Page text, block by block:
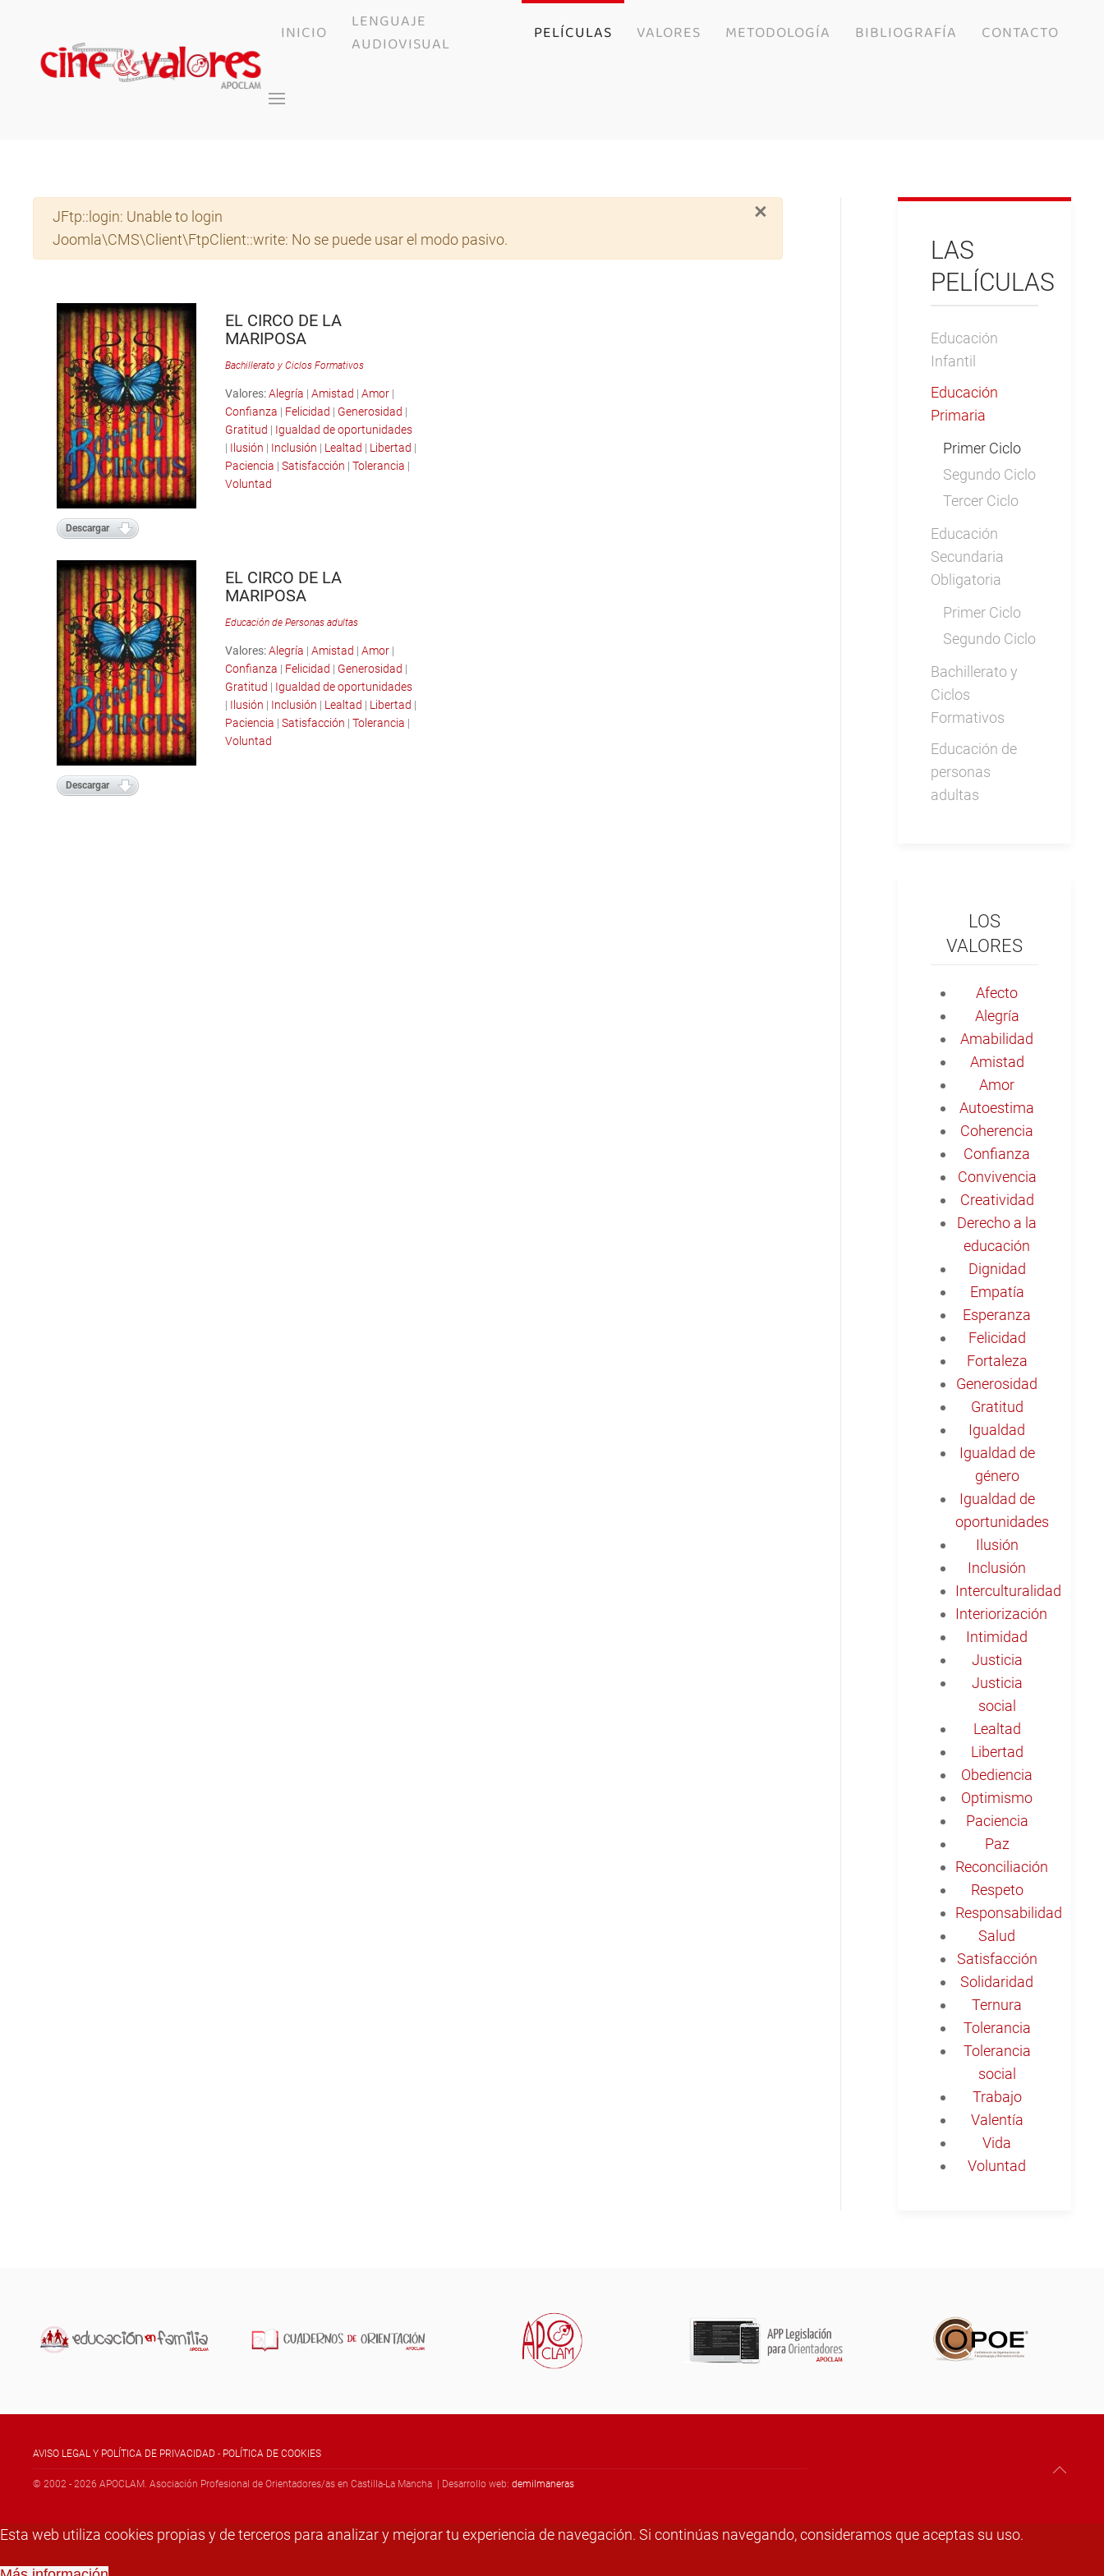
Skip to main content INICIO
LENGUAJE
AUDIOVISUAL
PELÍCULAS VALORES METODOLOGÍA BIBLIOGRAFÍA CONTACTO
×
Advertencia
JFtp::login: Unable to login
Joomla\CMS\Client\FtpClient::write: No se puede usar el modo pasivo.
EL CIRCO DE LA
MARIPOSA
Bachillerato y Ciclos Formativos
Valores:Alegría | Amistad | Amor|
Confianza | Felicidad | Generosidad |
Gratitud | Igualdad de oportunidades
| Ilusión | Inclusión | Lealtad | Libertad |
Paciencia | Satisfacción | Tolerancia |
Voluntad
Descargar
EL CIRCO DE LA
MARIPOSA
Educación de Personas adultas
Valores:Alegría | Amistad | Amor|
Confianza | Felicidad | Generosidad |
Gratitud | Igualdad de oportunidades
| Ilusión | Inclusión | Lealtad | Libertad |
Paciencia | Satisfacción | Tolerancia |
Voluntad
Descargar
LAS
PELÍCULAS
Educación
Infantil
Educación
Primaria
Primer Ciclo
Segundo Ciclo
Tercer Ciclo
Educación
Secundaria
Obligatoria
Primer Ciclo
Segundo Ciclo
Bachillerato y
Ciclos
Formativos
Educación de
personas
adultas
LOS
VALORES
Afecto
Alegría
Amabilidad
Amistad
Amor
Autoestima
Coherencia
Confianza
Convivencia
Creatividad
Derecho a la
educación
Dignidad
Empatía
Esperanza
Felicidad
Fortaleza
Generosidad
Gratitud
Igualdad
Igualdad de
género
Igualdad de
oportunidades
Ilusión
Inclusión
Interculturalidad
Interiorización
Intimidad
Justicia
Justicia
social
Lealtad
Libertad
Obediencia
Optimismo
Paciencia
Paz
Reconciliación
Respeto
Responsabilidad
Salud
Satisfacción
Solidaridad
Ternura
Tolerancia
Tolerancia
social
Trabajo
Valentía
Vida
Voluntad
AVISO LEGAL Y POLÍTICA DE PRIVACIDAD - POLÍTICA DE COOKIES
© 2002 - 2026 APOCLAM. Asociación Profesional de Orientadores/as en Castilla-La Mancha | Desarrollo web: demilmaneras
Esta web utiliza cookies propias y de terceros para analizar y mejorar tu experiencia de navegación. Si continúas navegando, consideramos que aceptas su uso.